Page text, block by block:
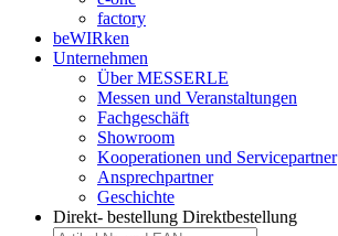
factory
beWIRken
Unternehmen
Über MESSERLE
Messen und Veranstaltungen
Fachgeschäft
Showroom
Kooperationen und Servicepartner
Ansprechpartner
Geschichte
Direkt- bestellung Direktbestellung